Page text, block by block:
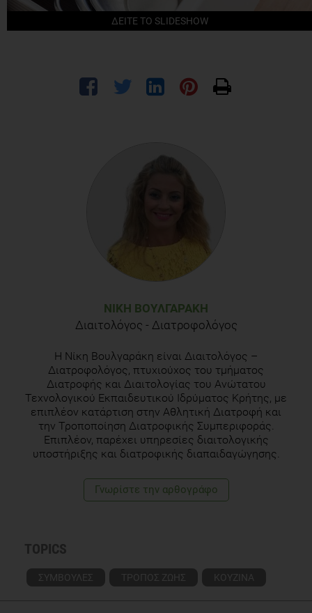
ΔΕΙΤΕ ΤΟ SLIDESHOW
ΝΊΚΗ ΒΟΥΛΓΑΡΆΚΗ
Διαιτολόγος - Διατροφολόγος
Η Νίκη Βουλγαράκη είναι Διαιτολόγος –
Διατροφολόγος, πτυχιούχος του τμήματος
Διατροφής και Διαιτολογίας του Ανώτατου
Τεχνολογικού Εκπαιδευτικού Ιδρύματος Κρήτης, με
επιπλέον κατάρτιση στην Αθλητική Διατροφή και
την Τροποποίηση Διατροφικής Συμπεριφοράς.
Επιπλέον, παρέχει υπηρεσίες διαιτολογικής
υποστήριξης και διατροφικής διαπαιδαγώγησης.
Γνωρίστε την αρθογράφο
TOPICS
ΣΥΜΒΟΥΛΕΣ ΤΡΟΠΟΣ ΖΩΗΣ ΚΟΥΖΙΝΑ